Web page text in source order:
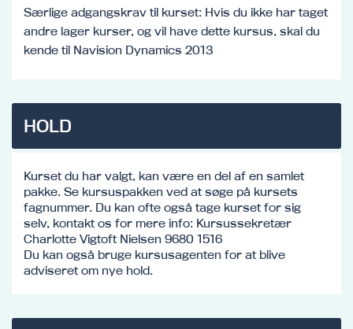
Særlige adgangskrav til kurset: Hvis du ikke har taget
andre lager kurser, og vil have dette kursus, skal du
kende til Navision Dynamics 2013
HOLD
Kurset du har valgt, kan være en del af en samlet
pakke. Se kursuspakken ved at søge på kursets
fagnummer. Du kan ofte også tage kurset for sig
selv, kontakt os for mere info: Kursussekretær
Charlotte Vigtoft Nielsen 9680 1516
Du kan også bruge kursusagenten for at blive
adviseret om nye hold.